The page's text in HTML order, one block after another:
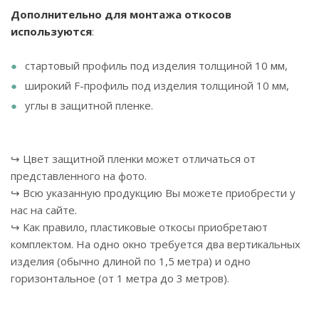
Дополнительно для монтажа откосов
используются:
стартовый профиль под изделия толщиной 10 мм,
широкий F-профиль под изделия толщиной 10 мм,
углы в защитной пленке.
↪ Цвет защитной пленки может отличаться от
представленного на фото.
↪ Всю указанную продукцию Вы можете приобрести у
нас на сайте.
↪ Как правило, пластиковые откосы приобретают
комплектом. На одно окно требуется два вертикальных
изделия (обычно длиной по 1,5 метра) и одно
горизонтальное (от 1 метра до 3 метров).